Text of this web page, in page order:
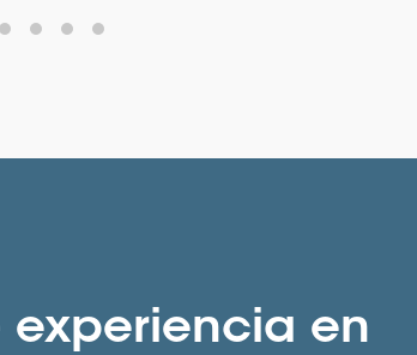
experiencia en